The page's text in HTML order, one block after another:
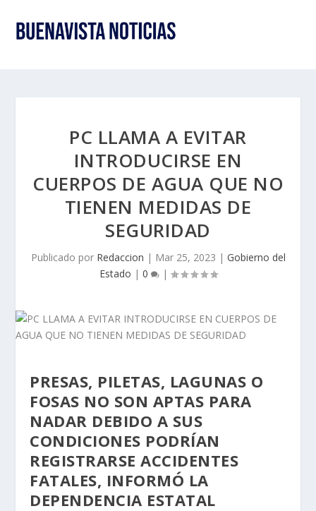
PC LLAMA A EVITAR
INTRODUCIRSE EN
CUERPOS DE AGUA QUE NO
TIENEN MEDIDAS DE
SEGURIDAD
Publicado por Redaccion | Mar 25, 2023 | Gobierno del
Estado | 0 |
PRESAS, PILETAS, LAGUNAS O
FOSAS NO SON APTAS PARA
NADAR DEBIDO A SUS
CONDICIONES PODRÍAN
REGISTRARSE ACCIDENTES
FATALES, INFORMÓ LA
DEPENDENCIA ESTATAL